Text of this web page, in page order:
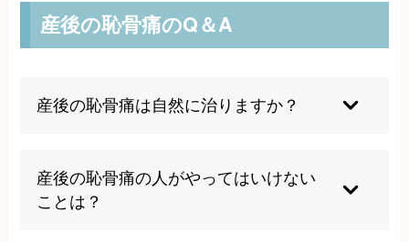
産後の恥骨痛のQ＆A
産後の恥骨痛は自然に治りますか？
することもありますが、症状が長引く場合は適切
な治療が必要です。放置すると慢性化する恐れが
産後の恥骨痛の人がやってはいけない
ことは？